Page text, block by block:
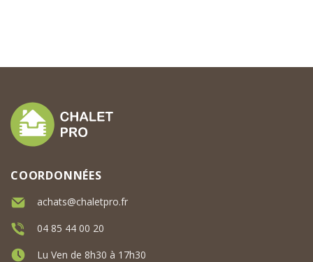
COORDONNÉES
achats@chaletpro.fr
04 85 44 00 20
Lu Ven de 8h30 à 17h30